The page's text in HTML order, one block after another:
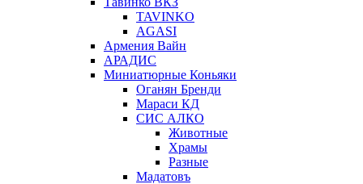
TAVINKO
AGASI
Армения Вайн
АРАДИС
Миниатюрные Коньяки
Оганян Бренди
Мараси КД
СИС АЛКО
Животные
Храмы
Разные
Мадатовъ